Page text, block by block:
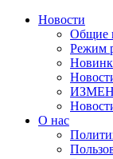
Новости
Общие
Режим
О нас